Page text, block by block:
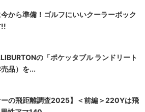
から準備！ゴルフにいいクーラーボック
!!
の「ポケッタブル ランドリート
品）を...
ーの飛距離調査2025】＜前編＞220Yは飛